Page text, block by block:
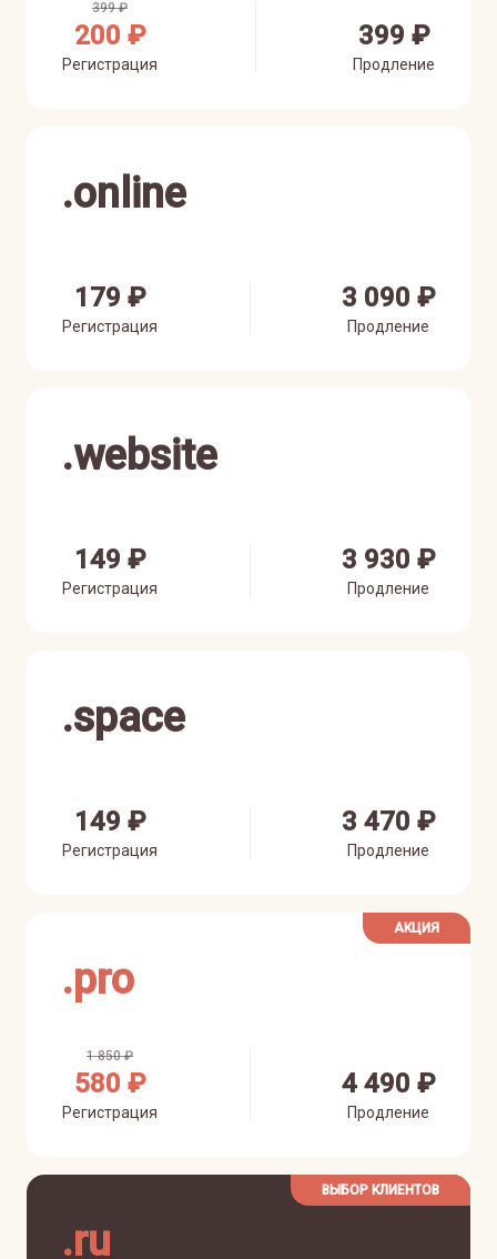
399 ₽
200 ₽
Регистрация
399 ₽
Продление
.online
179 ₽
Регистрация
3 090 ₽
Продление
.website
149 ₽
Регистрация
3 930 ₽
Продление
.space
149 ₽
Регистрация
3 470 ₽
Продление
АКЦИЯ
.pro
1 850 ₽
580 ₽
Регистрация
4 490 ₽
Продление
ВЫБОР КЛИЕНТОВ
.ru